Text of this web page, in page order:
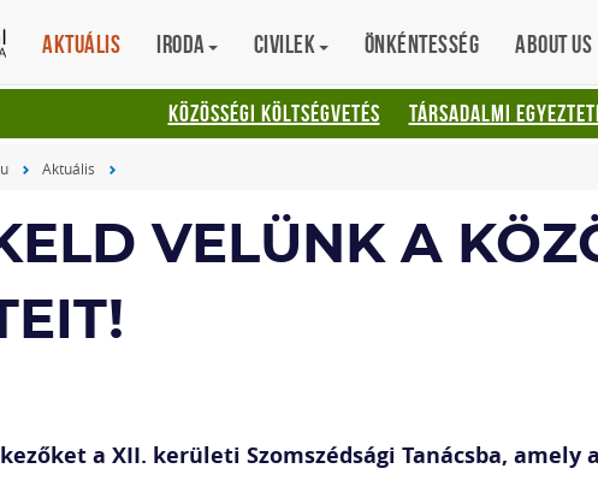
Aktuális Iroda Civilek Önkéntesség About us
KÖZÖSSÉGI KÖLTSÉGVETÉS TÁRSADALMI
Aktuális
VELÜNK A
a XII. kerületi Szomszédsági Tanácsba,